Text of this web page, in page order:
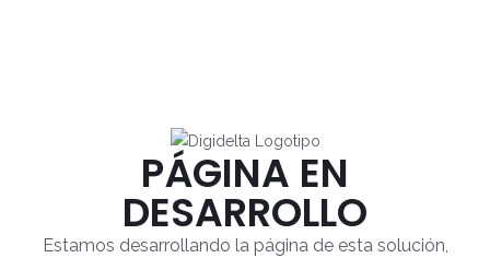
PÁGINA EN
DESARROLLO
Estamos desarrollando la página de esta solución,